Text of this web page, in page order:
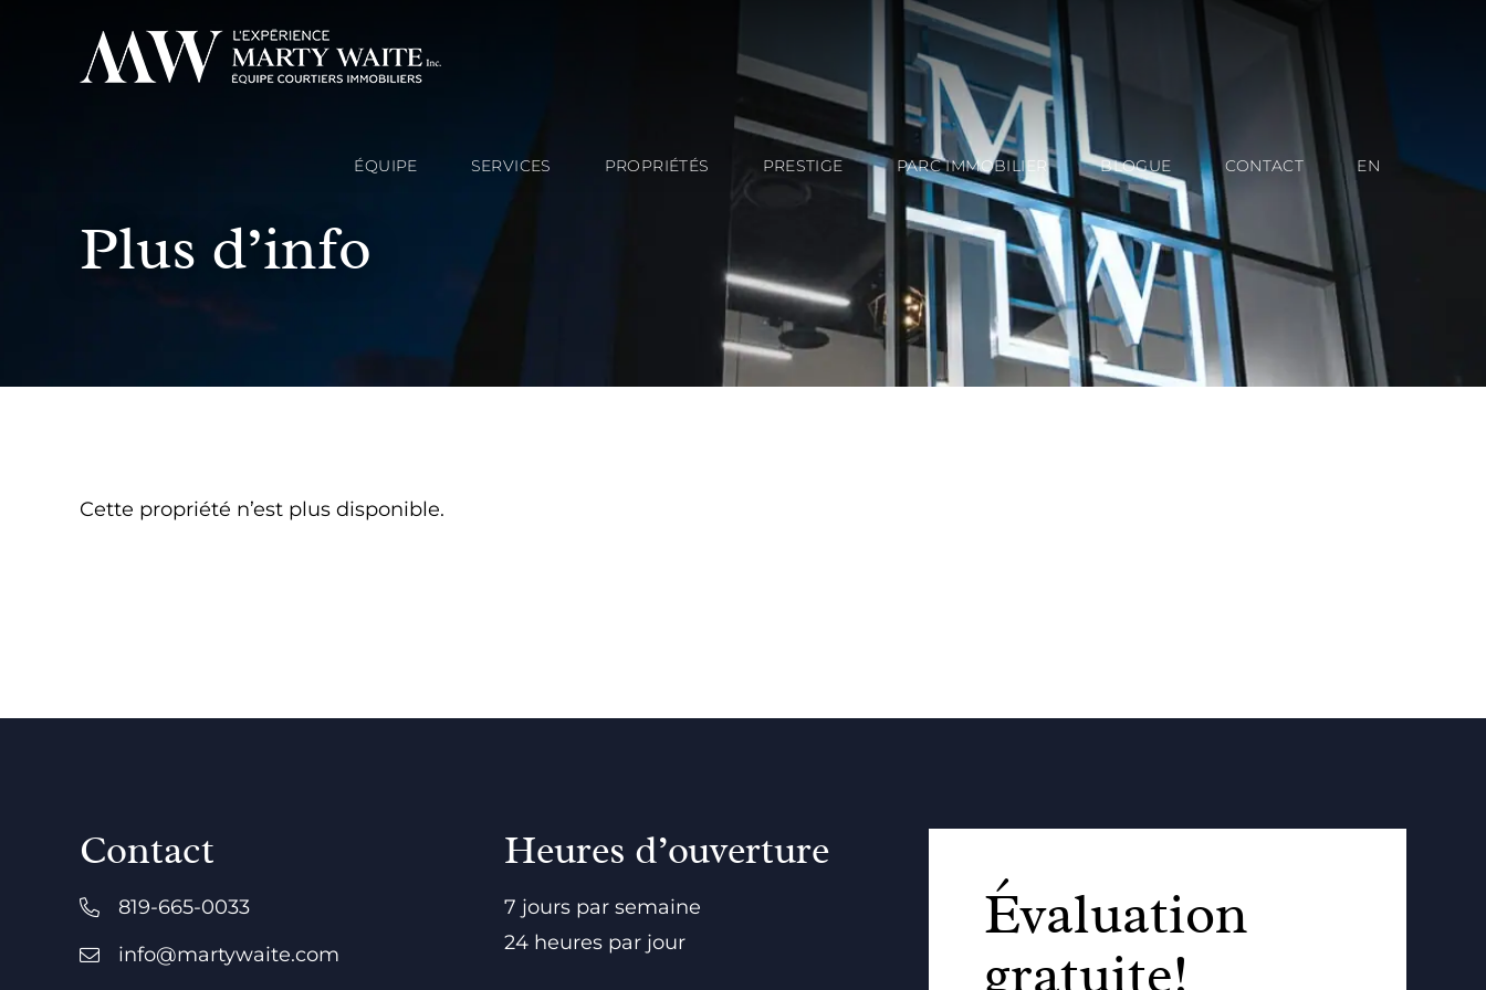
ÉQUIPE SERVICES PROPRIÉTÉS PRESTIGE PARC IMMOBILIER BLOGUE CONTACT EN
Plus d’info
Cette propriété n’est plus disponible.
Contact
819-665-0033
info@martywaite.com
Heures d’ouverture
7 jours par semaine
24 heures par jour
Évaluation
gratuite!